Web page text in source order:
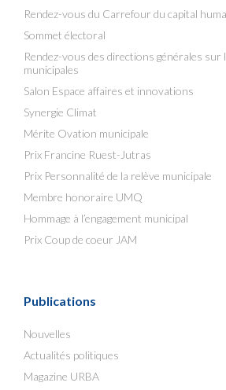
Rendez-vous du Carrefour du capital
Sommet électoral
Rendez-vous des directions générales sur
municipales
Salon Espace affaires et innovations
Synergie Climat
Mérite Ovation municipale
Prix Francine Ruest-Jutras
Prix Personnalité de la relève municipale
Membre honoraire UMQ
Hommage à l’engagement municipal
Prix Coup de coeur JAM
Publications
Nouvelles
Actualités politiques
Magazine URBA